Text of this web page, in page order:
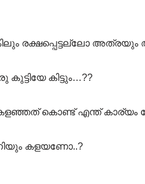
രക്ഷപ്പെട്ടല്ലോ
കിട്ടും…??
കൊണ്ട് എന്ത് കാര്യം
കളയണോ..?